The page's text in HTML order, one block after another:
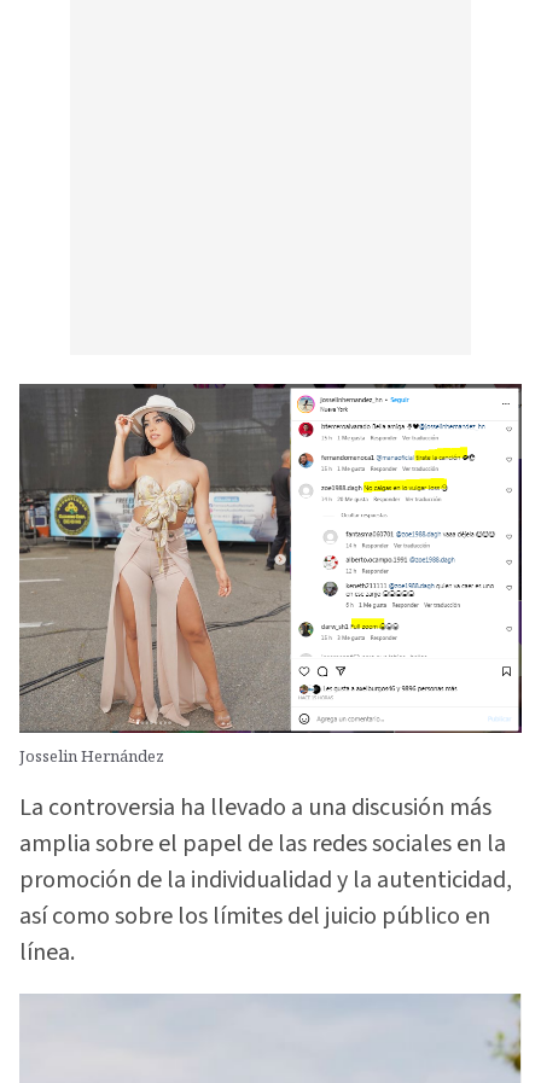
Josselin Hernández
La controversia ha llevado a una discusión más
amplia sobre el papel de las redes sociales en la
promoción de la individualidad y la autenticidad,
así como sobre los límites del juicio público en
línea.